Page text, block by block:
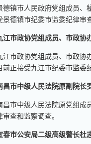
德镇市人民政府党组成员、
景德镇市纪委市监委纪律审
江市政协党组成员、市政协
江市政协党组成员、市政协
前正接受九江市纪委市监委
昌市中级人民法院原副院长
昌市中级人民法院原党组成
审查和监察调查。
春市公安局二级高级警长杜